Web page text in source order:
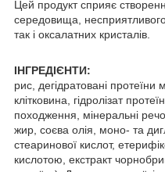
Цей продукт сприяє
середовища,
так і оксалатних кристалів.
ІНГРЕДІЄНТИ:
рис, дегідратовані протеїни
клітковина, гідролізат
походження, мінеральні
жир, соєва олія, моно- та
стеаринової кислот,
кислотою, екстракт